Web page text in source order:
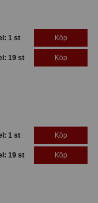
1 st Köp
19 st Köp
1 st Köp
19 st Köp